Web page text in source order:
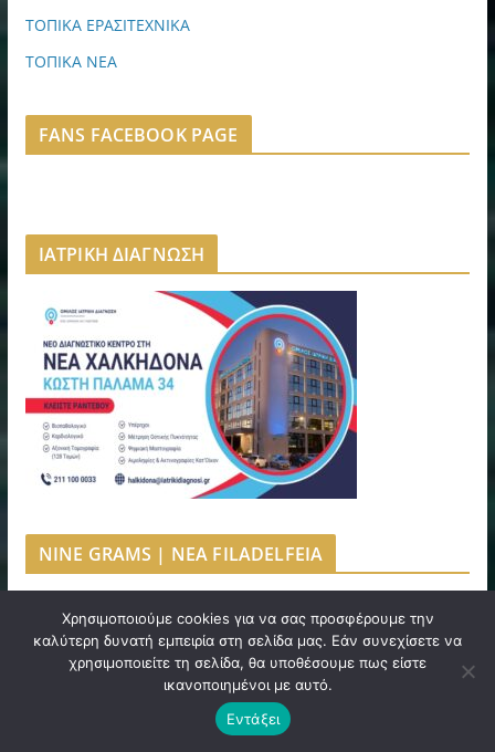
ΤΟΠΙΚΑ ΕΡΑΣΙΤΕΧΝΙΚΑ
ΤΟΠΙΚΑ ΝΕΑ
FANS FACEBOOK PAGE
ΙΑΤΡΙΚΗ ΔΙΑΓΝΩΣΗ
NINE GRAMS | NEA FILADELFEIA
Χρησιμοποιούμε cookies για να σας προσφέρουμε την
καλύτερη δυνατή εμπειρία στη σελίδα μας. Εάν συνεχίσετε να
χρησιμοποιείτε τη σελίδα, θα υποθέσουμε πως είστε
ικανοποιημένοι με αυτό.
Εντάξει